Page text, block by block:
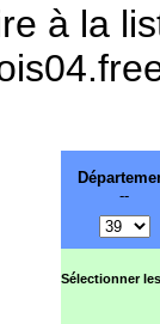
à la
--
Sélectionner